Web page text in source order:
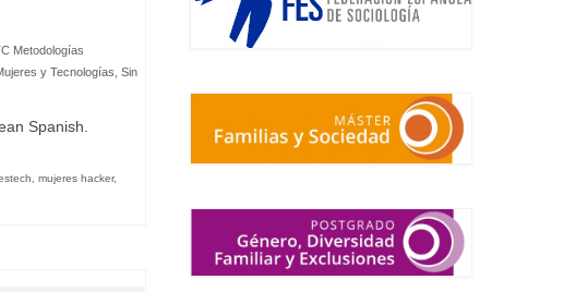
Metodologías
y Tecnologías Sin
Spanish.
mujeres hacker,